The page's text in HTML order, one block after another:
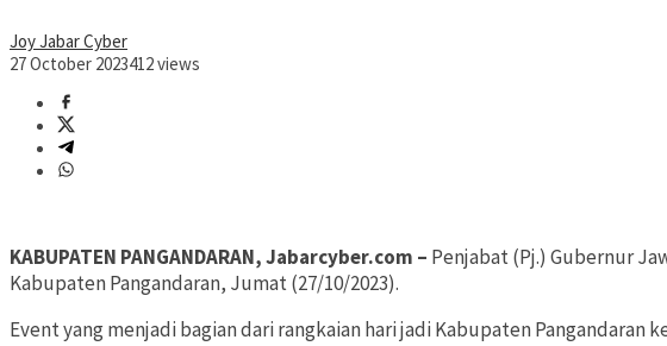
Joy Jabar Cyber
27 October 2023412 views
KABUPATEN PANGANDARAN, Jabarcyber.com – Penjabat (Pj.) Gubernur
Kabupaten Pangandaran, Jumat (27/10/2023).
Event yang menjadi bagian dari rangkaian hari jadi Kabupaten